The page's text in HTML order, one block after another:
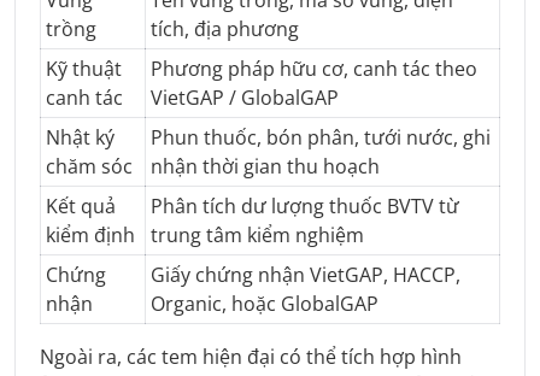
trồng
tích, địa phương
Kỹ thuật
canh tác
Phương pháp hữu cơ, canh tác theo
VietGAP / GlobalGAP
Nhật ký
chăm sóc
Phun thuốc, bón phân, tưới nước, ghi
nhận thời gian thu hoạch
Kết quả
kiểm định
Phân tích dư lượng thuốc BVTV từ
trung tâm kiểm nghiệm
Chứng
nhận
Giấy chứng nhận VietGAP, HACCP,
Organic, hoặc GlobalGAP
Ngoài ra, các tem hiện đại có thể tích hợp hình